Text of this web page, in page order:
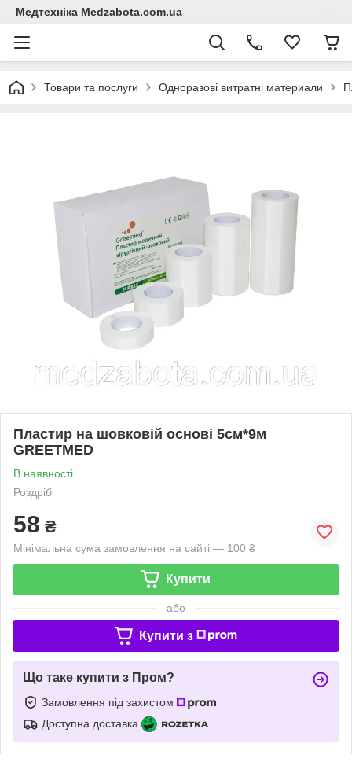
Медтехніка Medzabota.com.ua
Товари та послуги Одноразові витратні материали
Пластир на шовковій основі 5см*9м
GREETMED
В наявності
Роздріб
58 ₴
Мінімальна сума замовлення на сайті — 100 ₴
Купити
або
Купити з
Що таке купити з Пром?
Замовлення під захистом
Доступна доставка